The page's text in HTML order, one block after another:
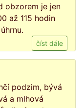
obzorem je jen
až 115 hodin
číst dále
podzim, bývá
a mlhová